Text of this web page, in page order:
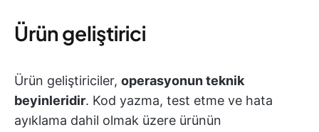
Ürün geliştirici
Ürün geliştiriciler, operasyonun teknik
beyinleridir. Kod yazma, test etme ve hata
ayıklama dahil olmak üzere ürünün